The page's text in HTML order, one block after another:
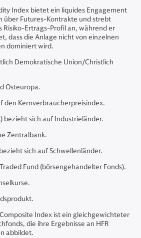
Index bietet ein liquides Engagement
über Futures-Kontrakte und strebt
Risiko-Ertrags-Profil an, während er
dass die Anlage nicht von einzelnen
dominiert wird.
Demokratische Union/Christlich
Osteuropa.
den Kernverbraucherpreisindex.
bezieht sich auf Industrieländer.
Zentralbank.
sich auf Schwellenländer.
Fund (börsengehandelter Fonds).
Index ist ein gleichgewichteter
die ihre Ergebnisse an HFR
abbildet.